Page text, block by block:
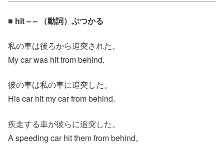
■ hit – – （動詞）ぶつかる
私の車は後ろから追突された。
My car was hit from behind.
彼の車は私の車に追突した。
His car hit my car from behind.
疾走する車が彼らに追突した。
A speeding car hit them from behind。